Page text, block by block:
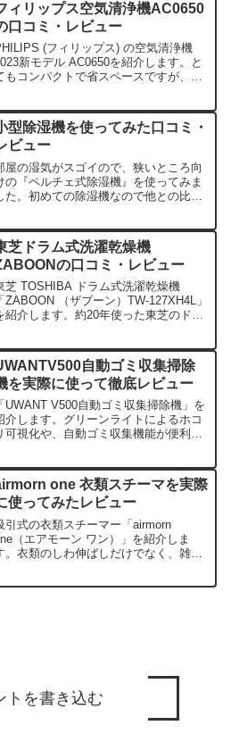
ィリップス空気清浄機AC0650
口コミ・レビュー
(フィリップス) の空気清浄機
新モデル AC0650を紹介します。と
もコンパクトで省スペースですが、最
型除湿機を使ってみた口コミ・
ビュー
屋の湿気がスゴイので、狭いところ向
の『ペルチェ式除湿機』を使ってみま
た。初めての除湿機なので他との比較
。小型で持ち運びも簡...
芝ドラム式洗濯乾燥機
の口コミ・レビュー
芝 TOSHIBA ドラム式洗濯乾燥機
「ZABOON （ザブーン）TW-127XH4L」
紹介します。約20年使った東芝のドラ
自動ゴミ収集掃除
を実際に使って徹底レビュー
「UWANT V500自動ゴミ収集掃除機」を
介します。グリーンライトによるホコ
可視化や、自動ゴミ収集機能が便利な
ました。PR...
one 衣類スチーマを実際
使ってみたレビュー
引式の衣類スチーマー「airmorn
（エアモーン ワン）」を紹介しま
。衣類のしわ伸ばしだけでなく、雑
トを書き込む